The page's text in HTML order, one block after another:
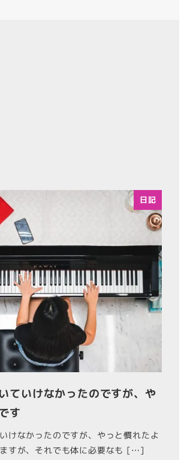
日記
ていけなかったのですが、や
す
けなかったのですが、やっと慣れたよ
すが、それでも体に必要なも […]